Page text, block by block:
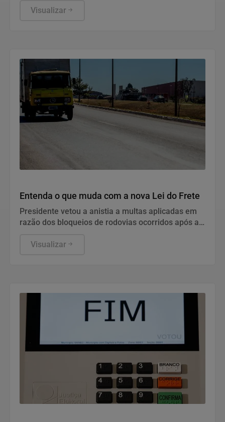
Visualizar
Entenda o que muda com a nova Lei do Frete
Presidente vetou a anistia a multas aplicadas em
razão dos bloqueios de rodovias ocorridos após as
Visualizar